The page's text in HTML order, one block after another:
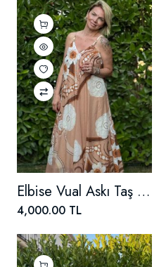
Elbise Vual Askı Taş Detaylı
4,000.00 TL